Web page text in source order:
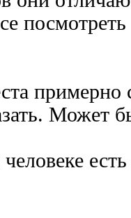
примерно
Может